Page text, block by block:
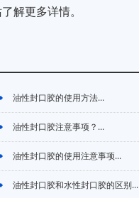
解更多详情。
油性封口胶的使用方法...
油性封口胶注意事项？...
油性封口胶的使用注意事项...
油性封口胶和水性封口胶的区别...